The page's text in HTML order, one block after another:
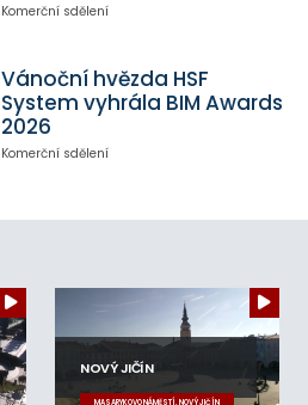
Komerční sdělení
Vánoční hvězda HSF
System vyhrála BIM Awards
2026
Komerční sdělení
NOVÝ JIČÍN
MASARYKOVO NÁMĚSTÍ, NOVÝ JIČÍN